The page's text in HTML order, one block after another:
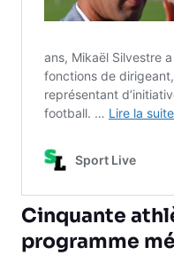
Cinquante
programme